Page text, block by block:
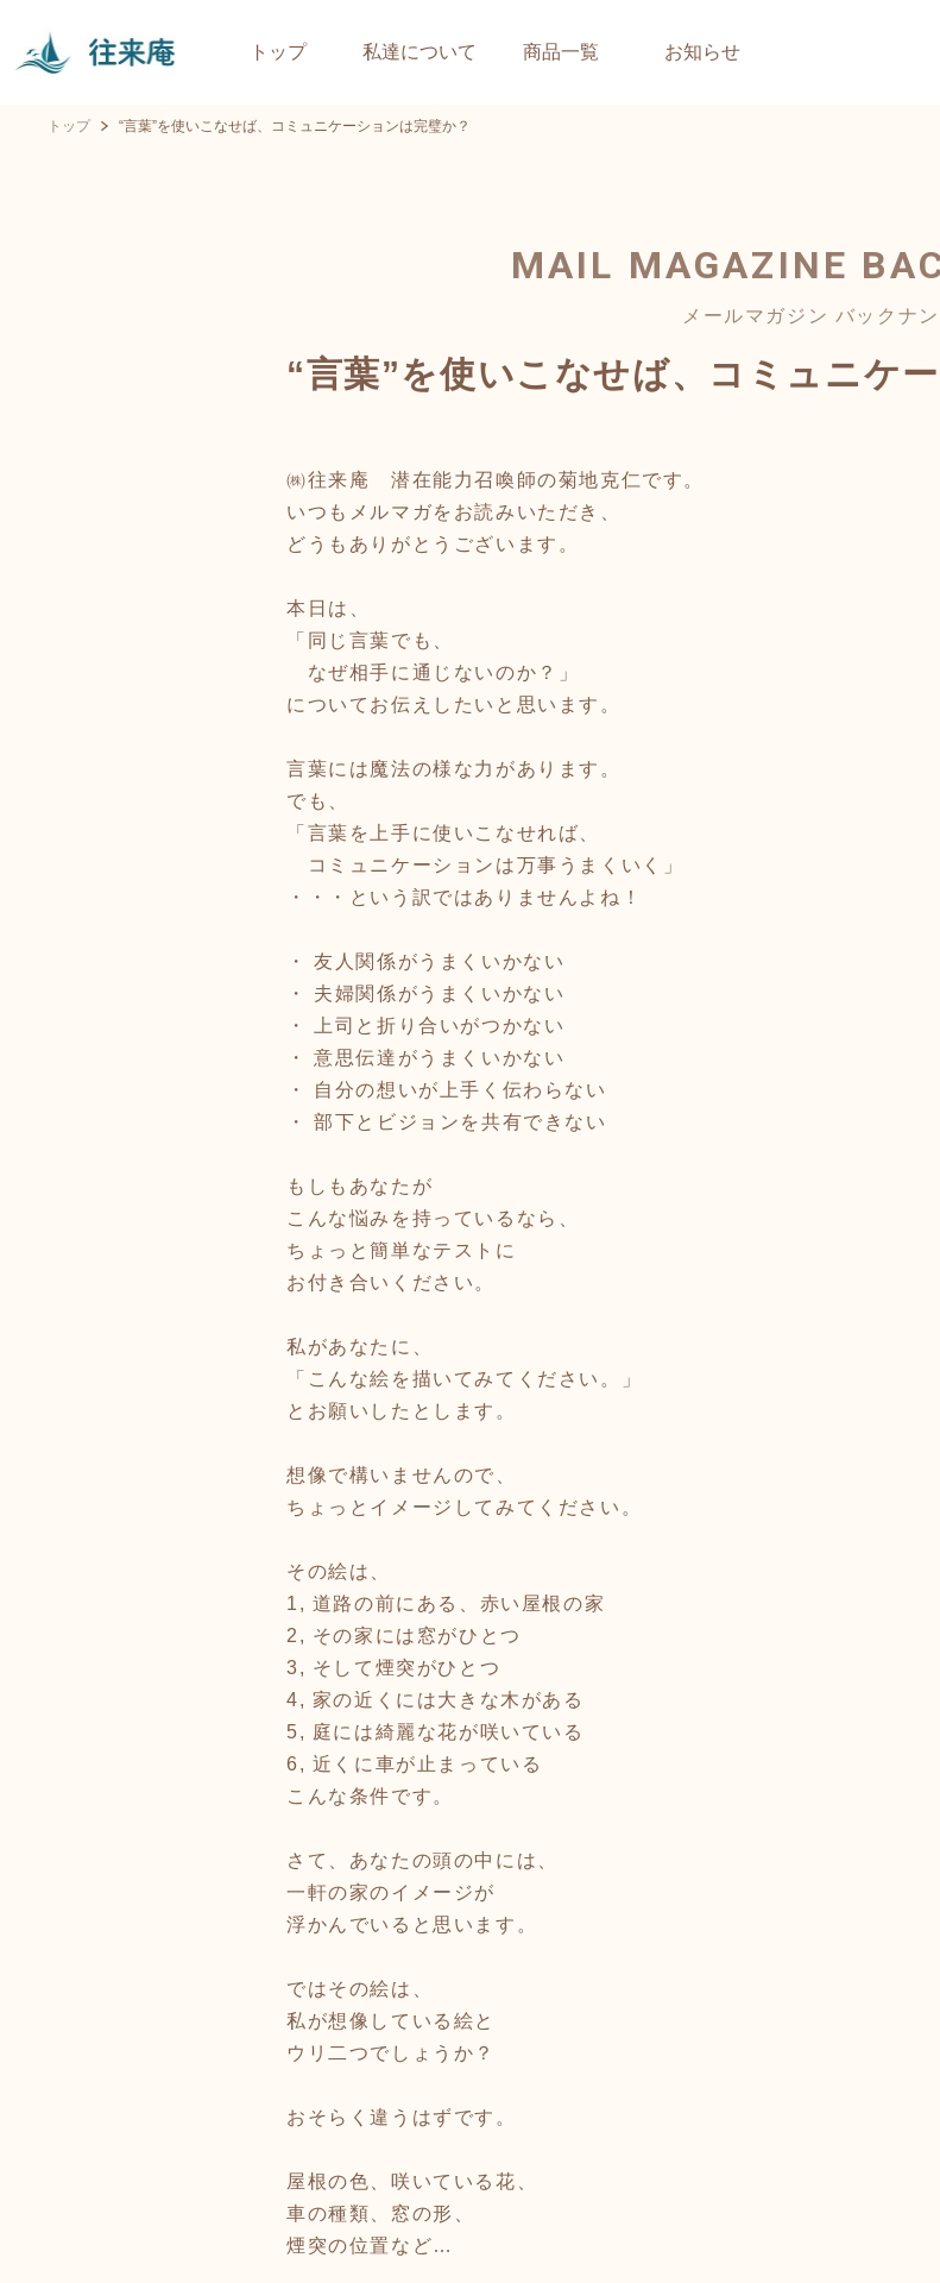
トップ 私達について 商品一覧 お知らせ
トップ “言葉”を使いこなせば、コミュニケーションは完璧か？
MAIL MAGAZINE
メールマガジン バックナ
“言葉”を使いこなせば、コミュニケ
㈱往来庵 潜在能力召喚師の菊地克仁です。
いつもメルマガをお読みいただき、
どうもありがとうございます。
本日は、
「同じ言葉でも、
なぜ相手に通じないのか？」
についてお伝えしたいと思います。
言葉には魔法の様な力があります。
でも、
「言葉を上手に使いこなせれば、
コミュニケーションは万事うまくいく」
・・・という訳ではありませんよね！
・ 友人関係がうまくいかない
・ 夫婦関係がうまくいかない
・ 上司と折り合いがつかない
・ 意思伝達がうまくいかない
・ 自分の想いが上手く伝わらない
・ 部下とビジョンを共有できない
もしもあなたが
こんな悩みを持っているなら、
ちょっと簡単なテストに
お付き合いください。
私があなたに、
「こんな絵を描いてみてください。」
とお願いしたとします。
想像で構いませんので、
ちょっとイメージしてみてください。
その絵は、
1, 道路の前にある、赤い屋根の家
2, その家には窓がひとつ
3, そして煙突がひとつ
4, 家の近くには大きな木がある
5, 庭には綺麗な花が咲いている
6, 近くに車が止まっている
こんな条件です。
さて、あなたの頭の中には、
一軒の家のイメージが
浮かんでいると思います。
ではその絵は、
私が想像している絵と
ウリ二つでしょうか？
おそらく違うはずです。
屋根の色、咲いている花、
車の種類、窓の形、
煙突の位置など…